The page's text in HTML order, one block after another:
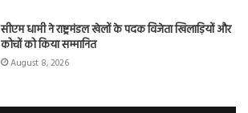
सीएम धामी ने राष्ट्रमंडल खेलों के पदक विजेता खिलाड़ियों और
कोचों को किया सम्मानित
August 8, 2026